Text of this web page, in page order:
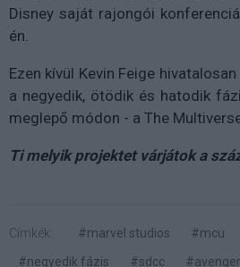
Disney saját rajongói
én.
Ezen kívül Kevin Feige
a negyedik, ötödik és hatodik
meglepő módon - a The
Ti melyik projektet várjátok a
Címkék: #marvel studios #mcu
#negyedik fázis
#sdcc